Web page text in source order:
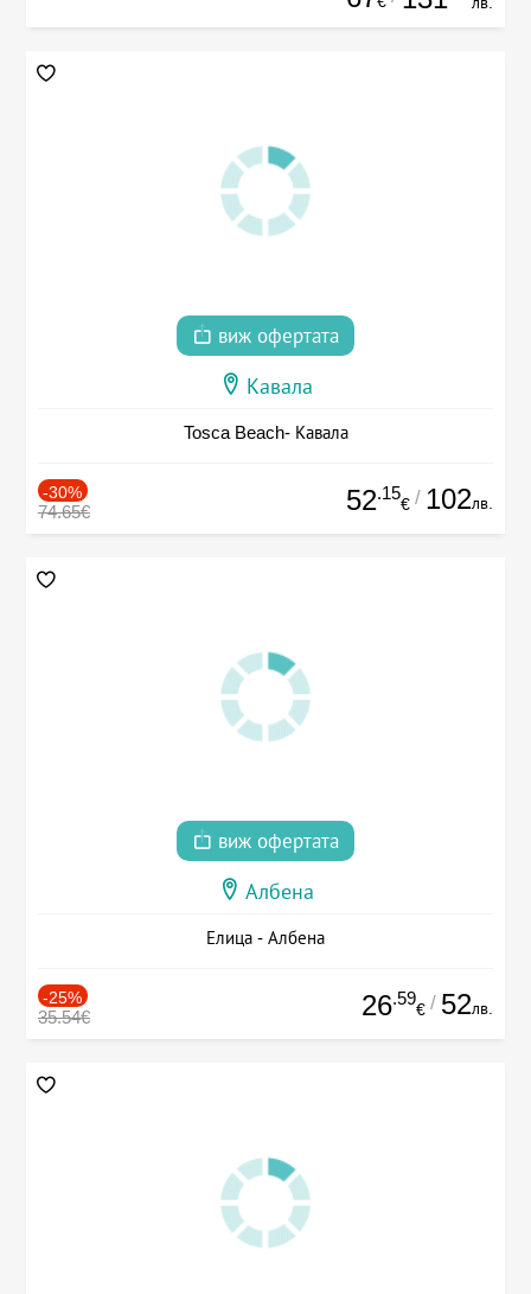
виж офертата
Кавала
Tosca Beach- Кавала
-30%
74.65€ 52.15
€ / 102лв.
виж офертата
Албена
Елица - Албена
-25%
35.54€ 26.59
€ / 52лв.